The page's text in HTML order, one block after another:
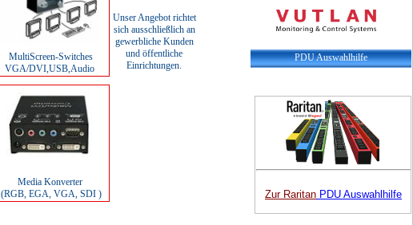
MultiScreen-Switches
VGA/DVI,USB,Audio
Media Konverter
(RGB, EGA, VGA, SDI )
Unser Angebot richtet
sich ausschließlich an
gewerbliche Kunden
und öffentliche
Einrichtungen.
PDU Auswahlhilfe
Zur Raritan PDU Auswahlhilfe